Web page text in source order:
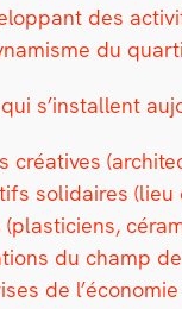
des
du
s’installent
créa­tives
sol­idaires (lieu
du champ
de